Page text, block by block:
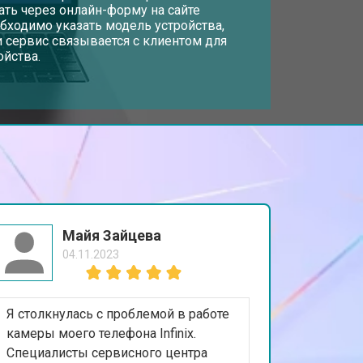
1500 ₽
1200 ₽
2300 ₽ Заказать
2200 ₽ Заказать
через онлайн-форму на сайте
указать модель устройства,
связывается с клиентом для
Майя Зайцева
04.11.2023
Я столкнулась с проблемой в работе
камеры моего телефона Infinix.
Специалисты сервисного центра